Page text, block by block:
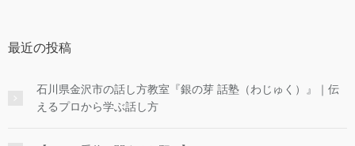
最近の投稿
石川県金沢市の話し方教室『銀の芽 話塾（わじゅく）』｜伝
えるプロから学ぶ話し方